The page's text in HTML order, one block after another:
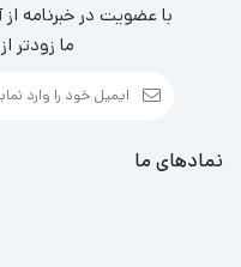
با عضویت در خبرنامه
ما زودتر
نمادهای ما